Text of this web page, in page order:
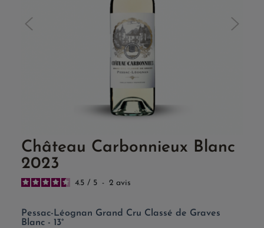
Château Carbonnieux Blanc
2023
4.5 / 5 - 2 avis
Pessac-Léognan Grand Cru Classé de Graves
Blanc - 13°